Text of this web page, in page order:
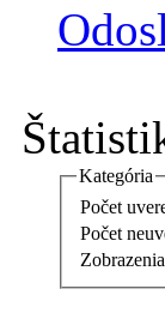
Kategória
Počet
Počet